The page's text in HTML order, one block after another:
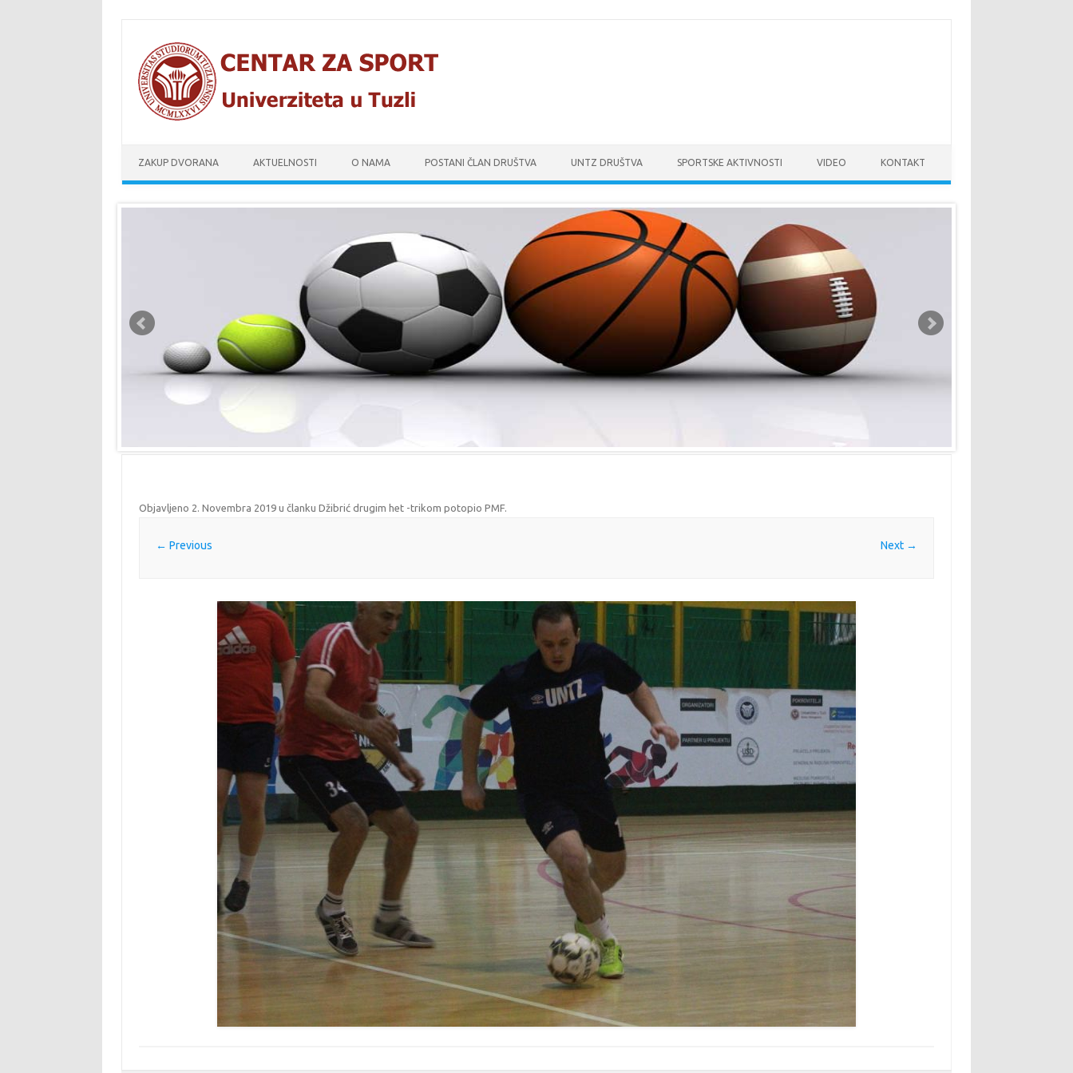
ZAKUP DVORANA AKTUELNOSTI O NAMA POSTANI ČLAN DRUŠTVA UNTZ DRUŠTVA SPORTSKE AKTIVNOSTI VIDEO KONTAKT
Objavljeno 2. Novembra 2019 u članku Džibrić drugim het -trikom potopio PMF.
← Previous Next →